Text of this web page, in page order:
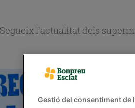
Segueix l'actualitat dels
Gestió del consentiment de